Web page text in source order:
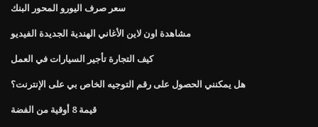
سعر صرف اليورو المحور البنك
مشاهدة اون لاين الأغاني الهندية الجديدة الفيديو
كيف التجارة تأجير السيارات في العمل
هل يمكنني الحصول على رقم التوجيه الخاص بي على الإنترنت؟
قيمة 8 أوقية من الفضة